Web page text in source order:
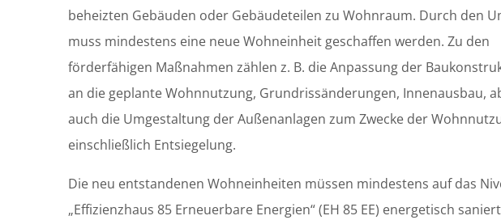
beheizten Gebäuden oder Gebäudeteilen zu Wohnraum. Durch den
muss mindestens eine neue Wohneinheit geschaffen werden. Zu den
förderfähigen Maßnahmen zählen z. B. die Anpassung der
an die geplante Wohnnutzung, Grundrissänderungen, Innenausbau,
auch die Umgestaltung der Außenanlagen zum Zwecke der
einschließlich Entsiegelung.
Die neu entstandenen Wohneinheiten müssen mindestens auf das
„Effizienzhaus 85 Erneuerbare Energien“ (EH 85 EE) energetisch saniert